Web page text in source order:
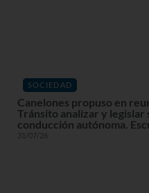
SOCIEDAD
Canelones propuso en
Tránsito analizar y legislar
conducción autónoma.
31/07/26